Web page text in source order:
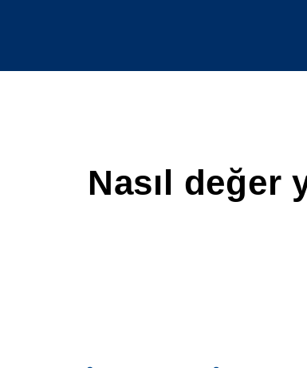
Nasıl değer